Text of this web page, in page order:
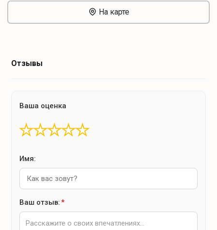
На карте
Отзывы
Ваша оценка
★
★
★
★
★
Имя:
Ваш отзыв:*